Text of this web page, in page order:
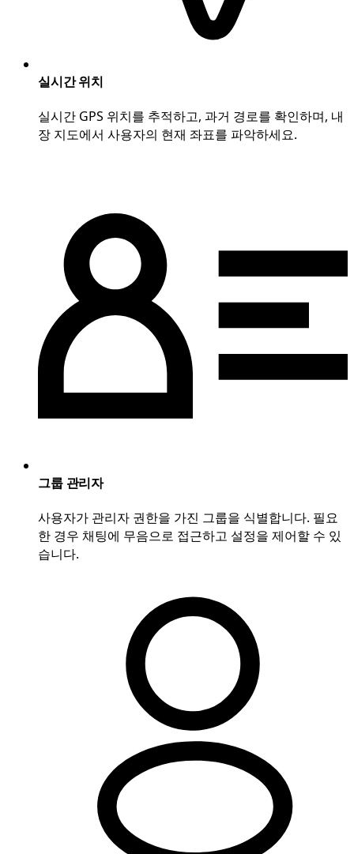
실시간 위치
실시간 GPS 위치를 추적하고, 과거 경로를 확인하며, 내
장 지도에서 사용자의 현재 좌표를 파악하세요.
그룹 관리자
사용자가 관리자 권한을 가진 그룹을 식별합니다. 필요
한 경우 채팅에 무음으로 접근하고 설정을 제어할 수 있
습니다.